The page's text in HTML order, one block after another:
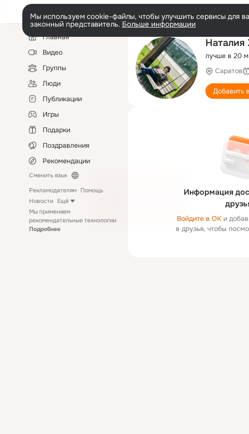
Мы используем cookie-файлы, чтобы улучшить сервисы для
законный представитель. Больше информации
Левая
колонкаГлавная
Видео
Группы
Люди
Публикации
Игры
Подарки
Поздравления
Рекомендации
Сменить язык
Рекламодателям Помощь
Новости Ещё
Мы применяем
рекомендательные технологии
Подробнее
Наталия
лучше в 20
Саратов
Добавить
Информация
Войдите в ОК и
в друзья, чтобы